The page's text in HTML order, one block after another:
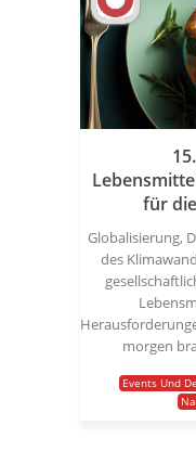
für
Globalisierung,
des
morgen
Events Und